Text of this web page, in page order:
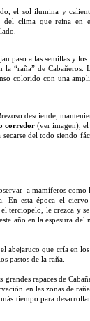
el sol ilumina y
del clima que reina en
paso a las semillas y
“raña” de Cabañeros.
colorido con una
desciende,
corredor (ver imagen), el
del todo siendo
a mamíferos como
En esta época el ciervo
terciopelo, le crezca y
año en la espesura del
, el abejaruco que cría en
pastos de la raña.
rapaces de
en las zonas de
tiempo para